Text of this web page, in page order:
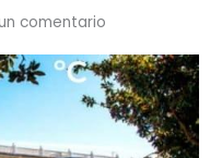
comentario